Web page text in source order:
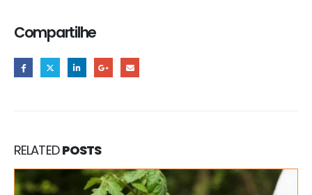
Compartilhe
RELATEDPOSTS